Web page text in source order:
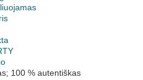
100 % autentiškas